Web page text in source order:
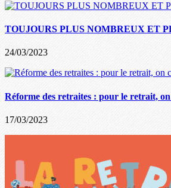
TOUJOURS PLUS NOMBREUX ET
24/03/2023
Réforme des retraites : pour le retrait,
17/03/2023